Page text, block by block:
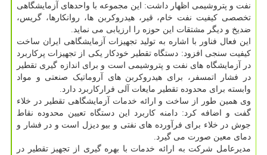
نفت و پتروشیمی اظهار داشت: این مجموعه با واحدهای آزمایشگاهی
تخصصی کیفیت نفت خام، قیر، هیدروکربن ها، روانکارها، گریس،
ضدیخ و دیگر مشتقات این حوزه را ارزیابی می نماید.
این فعال فناور با اشاره به تولید تجهیزات آزمایشگاهی ایران ساخت
کیفیت سنجی افزود: دستگاه تقطیر خودکار یکی از تجهیزات پرکاربرد
در آزمایشگاه های نفت و پتروشیمی است و برای اندازه گیری تقطیر
در فشار اتمسفر، برای هیدروکربن های آروماتیک صنعتی و مواد
وابسته برای محدوده تقطیر مایعات آلی فرارکاربرد دارد.
وی همین طور از ساخت و ارائه خدمات آزمایشگاهی تقطیر در خلاء
گفت و اضافه کرد: دامنه کاربرد این دستگاه تعیین محدوده نقاط
جوش در خلاء برای فرآورده های نفتی و بیو دیزل است و در فشار و
دمای معین صورت می گیرد.
مدیرعامل شرکت به ارائه خدمات با بهره گیری از تجهیز تقطیر در